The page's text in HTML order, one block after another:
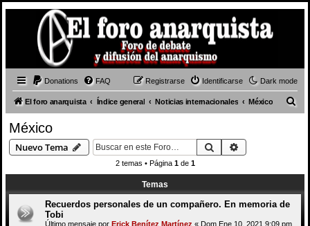
Dark mode
Donations FAQ Identificarse
Registrarse
El foro anarquista Índice general Noticias internacionales México
México
Nuevo Tema Buscar
2 temas • Página 1de 1
Temas
Recuerdos personales de un compañero. En memoria de
Tobi
Último mensaje por Erick Benítez Martínez « Dom Ene 10, 2021 9:09 pm